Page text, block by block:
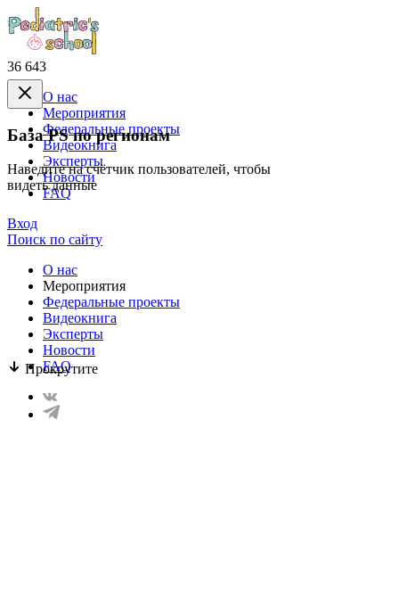
36 643
База PS по регионам
Наведите на счётчик пользователей, чтобы
видеть данные
Прокрутите
О нас
Mероприятия
Федеральные проекты
Видеокнига
Эксперты
Новости
FAQ
Вход
Поиск по сайту
О нас
Mероприятия
Федеральные проекты
Видеокнига
Эксперты
Новости
FAQ